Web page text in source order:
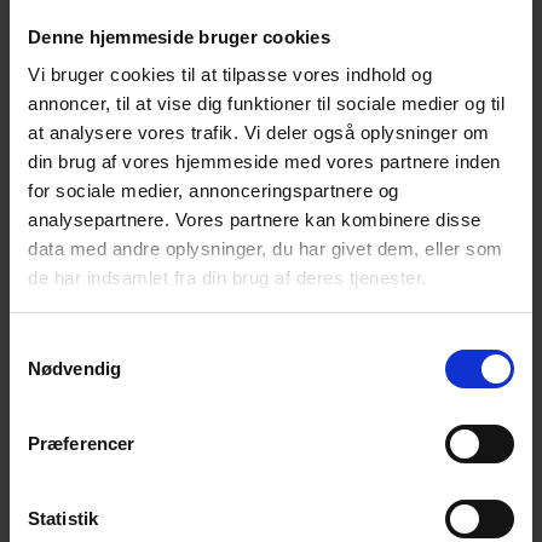
Denne hjemmeside bruger cookies
Vi bruger cookies til at tilpasse vores indhold og
annoncer, til at vise dig funktioner til sociale medier og til
at analysere vores trafik. Vi deler også oplysninger om
din brug af vores hjemmeside med vores partnere inden
for sociale medier, annonceringspartnere og
analysepartnere. Vores partnere kan kombinere disse
data med andre oplysninger, du har givet dem, eller som
de har indsamlet fra din brug af deres tjenester.
Nødvendig
Præferencer
Statistik
afskåret fra at besøge hinanden. Ensomheden eller
aleneheden er som altid en udfordring på både godt
og ondt, men siden 11. marts har den været en
realitet for mange af os – også vore sårbare
medmennesker.
Kl. 17.00 – Farvel og tak for i dag
efterladte.
Du får mulighed for at tale og dele erfaringer
med andre i en lignende situation som dig.
Du får mulighed for et varmt, uformelt samvær i
et fællesskab, hvor selvmord ikke er tabu.